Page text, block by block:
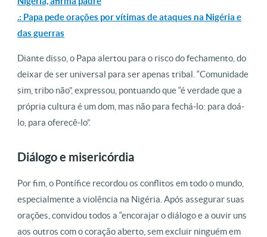
.: Papa pede orações por vítimas de ataques na Nigéria e
das guerras
Diante disso, o Papa alertou para o risco do fechamento, do
deixar de ser universal para ser apenas tribal. “Comunidade
sim, tribo não”, expressou, pontuando que “é verdade que a
própria cultura é um dom, mas não para fechá-lo: para doá-
lo, para oferecê-lo”.
Diálogo e misericórdia
Por fim, o Pontífice recordou os conflitos em todo o mundo,
especialmente a violência na Nigéria. Após assegurar suas
orações, convidou todos a “encorajar o diálogo e a ouvir uns
aos outros com o coração aberto, sem excluir ninguém em